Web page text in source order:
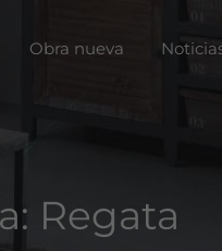
InicioObra nueva
Regata